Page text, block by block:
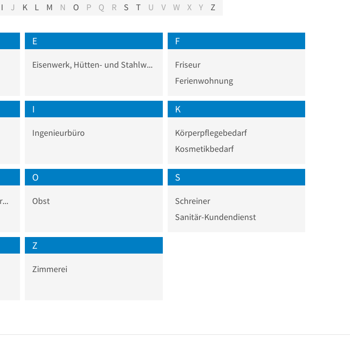
I J K L M N O P Q R S T U V W X Y Z
E
Eisenwerk, Hütten- und Stahlwerk
F
Friseur
Ferienwohnung
I
Ingenieurbüro
K
Körperpflegebedarf
Kosmetikbedarf
Milch- und Molkereiprodukt Großhandel
O
Obst
S
Schreiner
Sanitär-Kundendienst
Z
Zimmerei